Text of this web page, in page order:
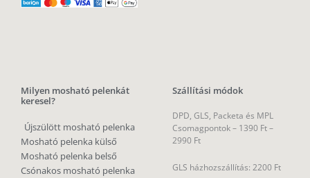
Milyen mosható pelenkát
keresel?
Újszülött mosható pelenka
Mosható pelenka külső
Mosható pelenka belső
Csónakos mosható pelenka
Szállítási módok
DPD, GLS, Packeta és MPL
Csomagpontok – 1390 Ft –
2990 Ft
GLS házhozszállítás: 2200 Ft